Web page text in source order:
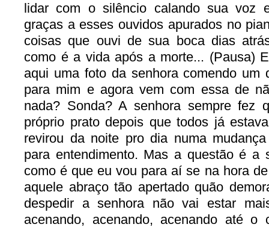
lidar com o silêncio calando sua voz
graças a esses ouvidos apurados no
coisas que ouvi de sua boca dias
como é a vida após a morte... (Pausa)
aqui uma foto da senhora comendo um
para mim e agora vem com essa de
nada? Sonda? A senhora sempre fez
próprio prato depois que todos já
revirou da noite pro dia numa
para entendimento. Mas a questão é a
como é que eu vou para aí se na hora
aquele abraço tão apertado quão
despedir a senhora não vai estar
acenando, acenando, acenando até o